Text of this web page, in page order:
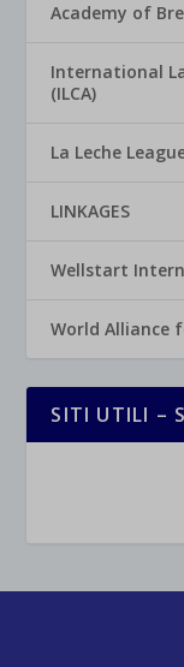
Academy of
International
(ILCA)
La Leche
LINKAGES
Wellstart
World Alliance
SITI UTILI –